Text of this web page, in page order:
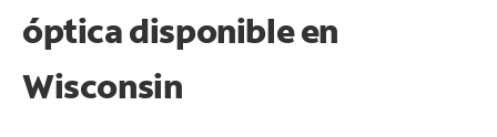
óptica disponible en
Wisconsin